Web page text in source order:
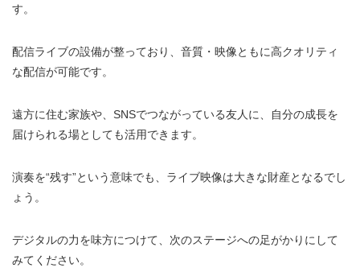
す。
配信ライブの設備が整っており、音質・映像ともに高クオリティ
な配信が可能です。
遠方に住む家族や、SNSでつながっている友人に、自分の成長を
届けられる場としても活用できます。
演奏を“残す”という意味でも、ライブ映像は大きな財産となるでし
ょう。
デジタルの力を味方につけて、次のステージへの足がかりにして
みてください。